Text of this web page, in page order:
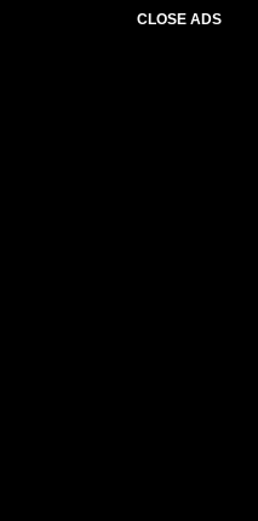
CLOSE ADS